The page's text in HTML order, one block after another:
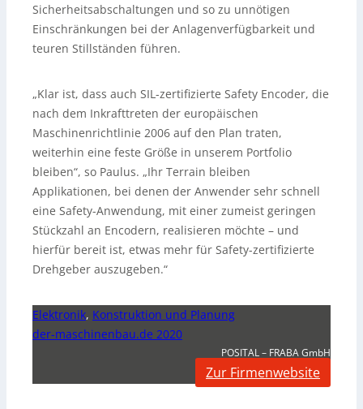
Sicherheitsabschaltungen und so zu unnötigen
Einschränkungen bei der Anlagenverfügbarkeit und
teuren Stillständen führen.
„Klar ist, dass auch SIL-zertifizierte Safety Encoder, die
nach dem Inkrafttreten der europäischen
Maschinenrichtlinie 2006 auf den Plan traten,
weiterhin eine feste Größe in unserem Portfolio
bleiben“, so Paulus. „Ihr Terrain bleiben
Applikationen, bei denen der Anwender sehr schnell
eine Safety-Anwendung, mit einer zumeist geringen
Stückzahl an Encodern, realisieren möchte – und
hierfür bereit ist, etwas mehr für Safety-zertifizierte
Drehgeber auszugeben.“
Elektronik, Konstruktion und Planung
der-maschinenbau.de 2020
POSITAL – FRABA GmbH
Zur Firmenwebsite